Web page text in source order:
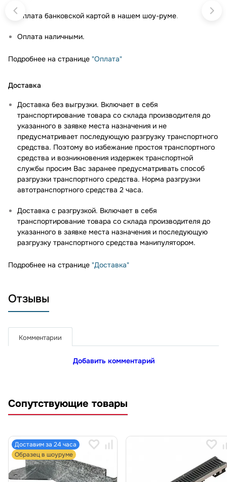
Оплата банковской картой в нашем шоу-руме.
Оплата наличными.
Подробнее на странице "Оплата"
Доставка
Доставка без выгрузки. Включает в себя
транспортирование товара со склада производителя до
указанного в заявке места назначения и не
предусматривает последующую разгрузку транспортного
средства. Поэтому во избежание простоя транспортного
средства и возникновения издержек транспортной
службы просим Вас заранее предусматривать способ
разгрузки транспортного средства. Норма разгрузки
автотранспортного средства 2 часа.
Доставка с разгрузкой. Включает в себя
транспортирование товара со склада производителя до
указанного в заявке места назначения и последующую
разгрузку транспортного средства манипулятором.
Подробнее на странице "Доставка"
Отзывы
Комментарии
Добавить комментарий
Сопутствующие товары
Доставим за 24 часа
Образец в шоуруме